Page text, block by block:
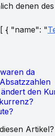
denen
{ "name": "
da
den
Artikel?